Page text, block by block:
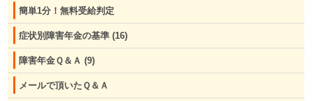
簡単1分！無料受給判定
症状別障害年金の基準 (16)
障害年金Ｑ＆Ａ (9)
メールで頂いたＱ＆Ａ